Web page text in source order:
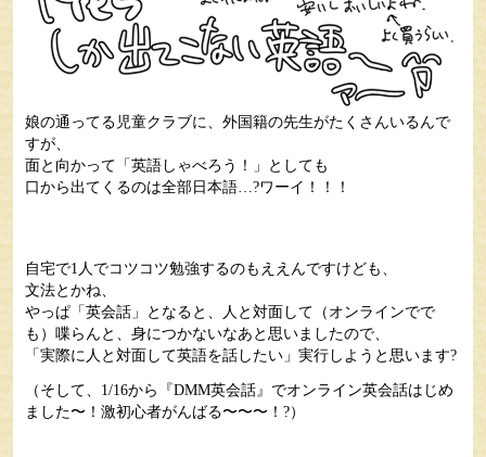
娘の通ってる児童クラブに、外国籍の先生がたくさんいるんで
すが、
面と向かって「英語しゃべろう！」としても
口から出てくるのは全部日本語…?ワーイ！！！
自宅で1人でコツコツ勉強するのもええんですけども、
文法とかね、
やっぱ「英会話」となると、人と対面して（オンラインでで
も）喋らんと、身につかないなあと思いましたので、
「実際に人と対面して英語を話したい」実行しようと思います?
（そして、1/16から『DMM英会話』でオンライン英会話はじめ
ました〜！激初心者がんばる〜〜〜！?）